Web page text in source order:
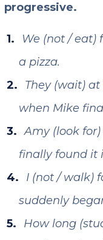
progressive.
We (not / eat)
a pizza.
They (wait)
when Mike
Amy (look
finally found it
I (not / walk)
suddenly
How long